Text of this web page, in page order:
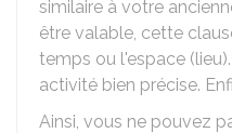
similaire à votre
être valable, cette
temps ou l'espace
activité bien précise.
Ainsi, vous ne pouvez